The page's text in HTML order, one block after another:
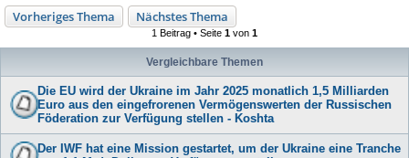
Vorheriges Thema Nächstes Thema
1 Beitrag • Seite 1 von 1
Vergleichbare Themen
Die EU wird der Ukraine im Jahr 2025 monatlich 1,5 Milliarden
Euro aus den eingefrorenen Vermögenswerten der Russischen
Föderation zur Verfügung stellen - Koshta
Der IWF hat eine Mission gestartet, um der Ukraine eine Tranche